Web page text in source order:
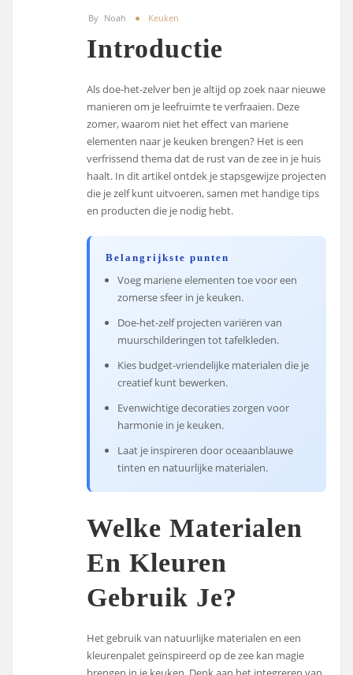
By Noah Keuken
Introductie
Als doe-het-zelver ben je altijd op zoek naar nieuwe
manieren om je leefruimte te verfraaien. Deze
zomer, waarom niet het effect van mariene
elementen naar je keuken brengen? Het is een
verfrissend thema dat de rust van de zee in je huis
haalt. In dit artikel ontdek je stapsgewijze projecten
die je zelf kunt uitvoeren, samen met handige tips
en producten die je nodig hebt.
Belangrijkste punten
Voeg mariene elementen toe voor een
zomerse sfeer in je keuken.
Doe-het-zelf projecten variëren van
muurschilderingen tot tafelkleden.
Kies budget-vriendelijke materialen die je
creatief kunt bewerken.
Evenwichtige decoraties zorgen voor
harmonie in je keuken.
Laat je inspireren door oceaanblauwe
tinten en natuurlijke materialen.
Welke Materialen
En Kleuren
Gebruik Je?
Het gebruik van natuurlijke materialen en een
kleurenpalet geïnspireerd op de zee kan magie